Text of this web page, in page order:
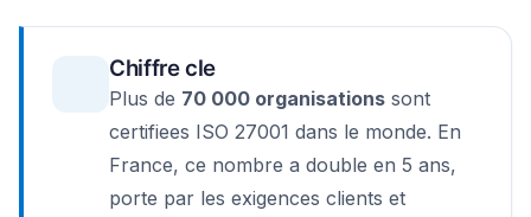
Chiffre cle
Plus de 70 000 organisations sont
certifiees ISO 27001 dans le monde. En
France, ce nombre a double en 5 ans,
porte par les exigences clients et